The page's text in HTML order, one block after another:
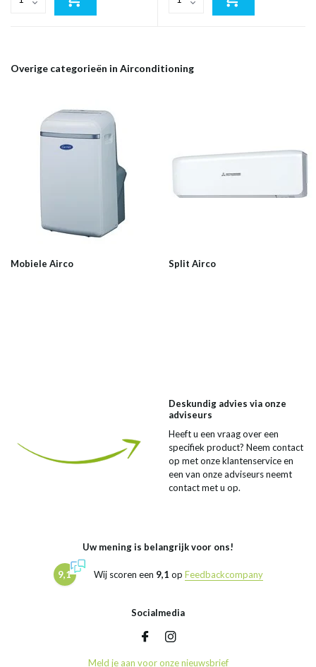
Overige categorieën in Airconditioning
Mobiele Airco Split Airco
Deskundig advies via onze
adviseurs
Heeft u een vraag over een
specifiek product? Neem contact
op met onze klantenservice en
een van onze adviseurs neemt
contact met u op.
Uw mening is belangrijk voor ons!
9,1 Wij scoren een 9,1 op Feedbackcompany
Socialmedia
Meld je aan voor onze nieuwsbrief